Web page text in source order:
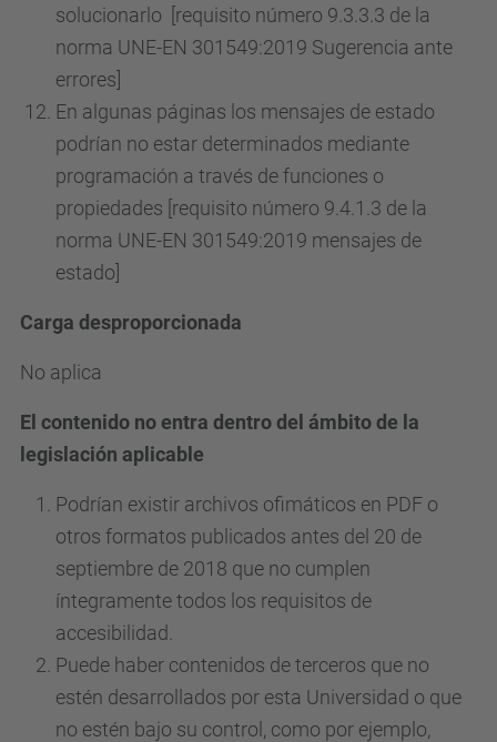
solucionarlo [requisito número 9.3.3.3 de la
norma UNE-EN 301549:2019 Sugerencia ante
errores]
En algunas páginas los mensajes de estado
podrían no estar determinados mediante
programación a través de funciones o
propiedades [requisito número 9.4.1.3 de la
norma UNE-EN 301549:2019 mensajes de
estado]
Carga desproporcionada
No aplica
El contenido no entra dentro del ámbito de la
legislación aplicable
Podrían existir archivos ofimáticos en PDF o
otros formatos publicados antes del 20 de
septiembre de 2018 que no cumplen
íntegramente todos los requisitos de
accesibilidad.
Puede haber contenidos de terceros que no
estén desarrollados por esta Universidad o que
no estén bajo su control, como por ejemplo,